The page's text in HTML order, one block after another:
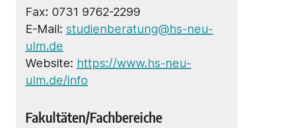
Fax: 0731 9762-2299
E-Mail: studienberatung@hs-neu-
ulm.de
Website: https://www.hs-neu-
ulm.de/info
Fakultäten/Fachbereiche